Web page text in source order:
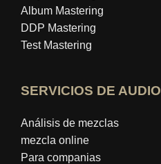
Album Mastering
DDP Mastering
Test Mastering
SERVICIOS DE AUDIO
Análisis de mezclas
mezcla online
Para companias